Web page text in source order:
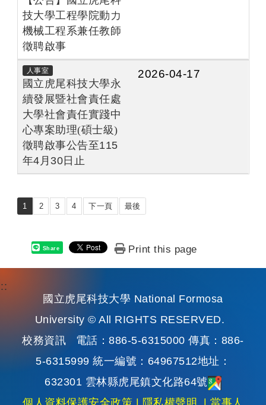
技大學工程學院動力
機械工程系兼任教師
徵聘啟事
人事室
國立虎尾科技大學永
續發展暨社會責任處
大學社會責任實踐中
心專案助理(碩士級)
徵聘啟事公告至115
年4月30日止
2026-04-17
1 2 3 4 下一頁 最後
Share Print this page
國立虎尾科技大學 National Formosa
University © All RIGHTS RESERVED.
校務資訊 電話：886-5-6315000 傳真：886-
5-6315999 統一編號：64967512地址：
632301 雲林縣虎尾鎮文化路64號